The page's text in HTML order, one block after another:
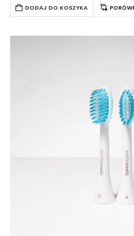
docierają do wszystkich trudno
DODAJ DO KOSZYKA